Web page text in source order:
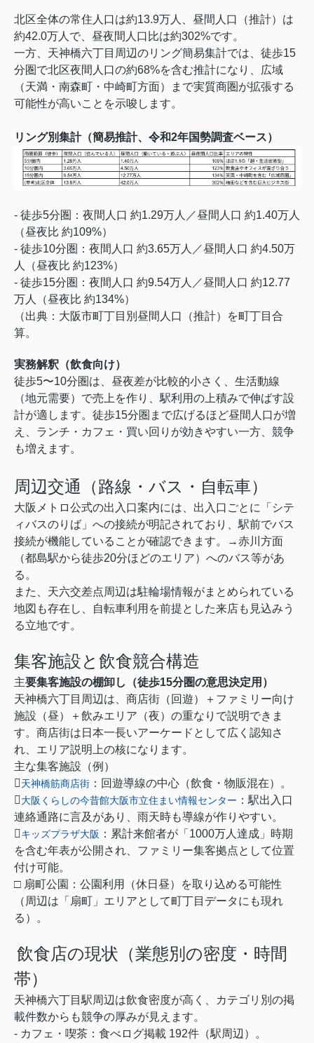
北区全体の常住人口は約13.9万人、昼間人口（推計）は
約42.0万人で、昼夜間人口比は約302%です。
一方、天神橋六丁目周辺のリング簡易集計では、徒歩15
分圏で北区夜間人口の約68%を含む推計になり、広域
（天満・南森町・中崎町方面）まで実質商圏が拡張する
可能性が高いことを示唆します。
リング別集計（簡易推計、令和2年国勢調査ベース）
- 徒歩5分圏：夜間人口 約1.29万人／昼間人口 約1.40万人
（昼夜比 約109%）
- 徒歩10分圏：夜間人口 約3.65万人／昼間人口 約4.50万
人（昼夜比 約123%）
- 徒歩15分圏：夜間人口 約9.54万人／昼間人口 約12.77
万人（昼夜比 約134%）
（出典：大阪市町丁目別昼間人口（推計）を町丁目合
算。
実務解釈（飲食向け）
徒歩5〜10分圏は、昼夜差が比較的小さく、生活動線
（地元需要）で売上を作り、駅利用の上積みで伸ばす設
計が適します。徒歩15分圏まで広げるほど昼間人口が増
え、ランチ・カフェ・買い回りが効きやすい一方、競争
も増えます。
周辺交通（路線・バス・自転車）
大阪メトロ公式の出入口案内には、出入口ごとに「シテ
ィバスのりば」への接続が明記されており、駅前でバス
接続が機能していることが確認できます。→赤川方面
（都島駅から徒歩20分ほどのエリア）へのバス等があ
る。
また、天六交差点周辺は駐輪場情報がまとめられている
地図も存在し、自転車利用を前提とした来店も見込みう
る立地です。
集客施設と飲食競合構造
主要集客施設の棚卸し（徒歩15分圏の意思決定用）
天神橋六丁目周辺は、商店街（回遊）＋ファミリー向け
施設（昼）＋飲みエリア（夜）の重なりで説明できま
す。商店街は日本一長いアーケードとして広く認知さ
れ、エリア説明上の核になります。
主な集客施設（例）
天神橋筋商店街 ：回遊導線の中心（飲食・物販混在）。
大阪くらしの今昔館大阪市立住まい情報センター ：駅出入口
連絡通路に言及があり、雨天時も導線が作りやすい。
キッズプラザ大阪 ：累計来館者が「1000万人達成」時期
を含む年表が公開され、ファミリー集客拠点として位置
付け可能。
□ 扇町公園：公園利用（休日昼）を取り込める可能性
（周辺は「扇町」エリアとして町丁目データにも現れ
る）。
飲食店の現状（業態別の密度・時間
帯）
天神橋六丁目駅周辺は飲食密度が高く、カテゴリ別の掲
載件数からも競争の厚みが見えます。
- カフェ・喫茶：食べログ掲載 192件（駅周辺）。